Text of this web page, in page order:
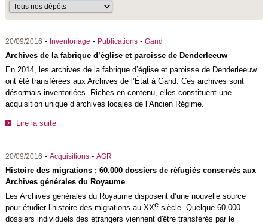
20/09/2016 - Inventoriage - Publications- Gand
Archives de la fabrique d’église et paroisse de Denderleeuw
En 2014, les archives de la fabrique d’église et paroisse de Denderleeuw
ont été transférées aux Archives de l’État à Gand. Ces archives sont
désormais inventoriées. Riches en contenu, elles constituent une
acquisition unique d’archives locales de l’Ancien Régime.
Lire la suite
20/09/2016 - Acquisitions- AGR
Histoire des migrations : 60.000 dossiers de réfugiés conservés aux
Archives générales du Royaume
Les Archives générales du Royaume disposent d’une nouvelle source
pour étudier l’histoire des migrations au XXesiècle. Quelque 60.000
dossiers individuels des étrangers viennent d'être transférés par le